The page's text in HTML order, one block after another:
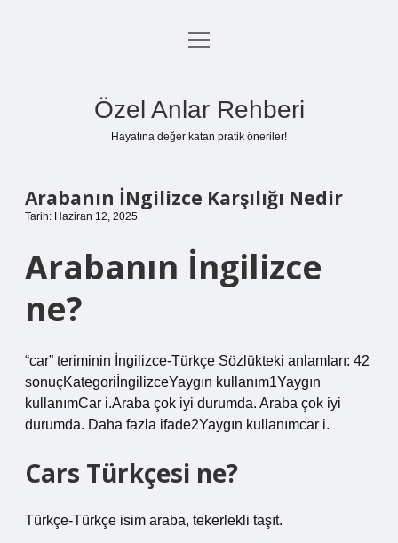
Anasayfa
menüyü
Özel Anlar Rehberi
Hayatına değer katan pratik öneriler!
Arabanın İNgilizce Karşılığı Nedir
Tarih: Haziran 12, 2025
Arabanın İngilizce
ne?
“car” teriminin İngilizce-Türkçe Sözlükteki anlamları: 42
sonuçKategoriİngilizceYaygın kullanım1Yaygın
kullanımCar ​​i.Araba çok iyi durumda. Araba çok iyi
durumda. Daha fazla ifade2Yaygın kullanımcar i.
Cars Türkçesi ne?
Türkçe-Türkçe isim araba, tekerlekli taşıt.